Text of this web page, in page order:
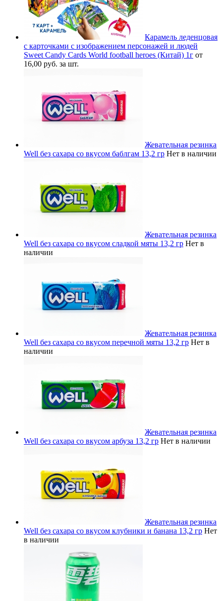
Карамель леденцовая
с карточками с изображением персонажей и людей
Sweet Candy Cards World football heroes (Китай) 1г от
16,00 руб. за шт.
Жевательная резинка
Well без сахара со вкусом баблгам 13,2 гр Нет в наличии
Жевательная резинка
Well без сахара со вкусом сладкой мяты 13,2 гр Нет в
наличии
Жевательная резинка
Well без сахара со вкусом перечной мяты 13,2 гр Нет в
наличии
Жевательная резинка
Well без сахара со вкусом арбуза 13,2 гр Нет в наличии
Жевательная резинка
Well без сахара со вкусом клубники и банана 13,2 гр Нет
в наличии